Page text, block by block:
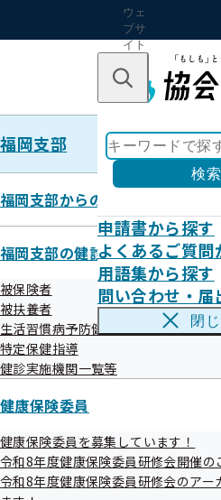
ウェ
ブサ
イト
のナ
ン
キーワードで探す
検索
申請書から探す
よくあるご質問
用語集から探す
問い合わせ・届
閉
福岡支部
福岡支部からのお知らせ
福岡支部の健診・保健指導のご
被保険者
被扶養者
生活習慣病予防健診等実施機関の募
特定保健指導
健診実施機関一覧等
健康保険委員
健康保険委員を募集しています！
令和8年度健康保険委員研修会開催の
令和8年度健康保険委員研修会のア
令和6年度 第1回福岡支部評議会
開催案内
令和6年度 第1回福岡
たします
標記につきましては、下記のと